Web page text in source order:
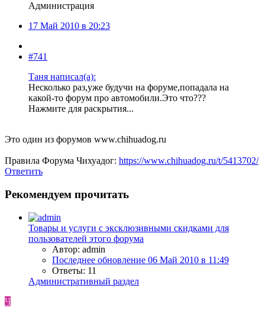
Администрация
17 Май 2010 в 20:23
#741
Таня написал(а):
Несколько раз,уже будучи на форуме,попадала на
какой-то форум про автомобили.Это что???
Нажмите для раскрытия...
Это один из форумов www.chihuadog.ru
Правила Форума Чихуадог: https://www.chihuadog.ru/t/5413702/
Ответить
Рекомендуем прочитать
Товары и услуги с эксклюзивными скидками для
пользователей этого форума
Автор: admin
Последнее обновление 06 Май 2010 в 11:49
Ответы: 11
Административный раздел
Ч